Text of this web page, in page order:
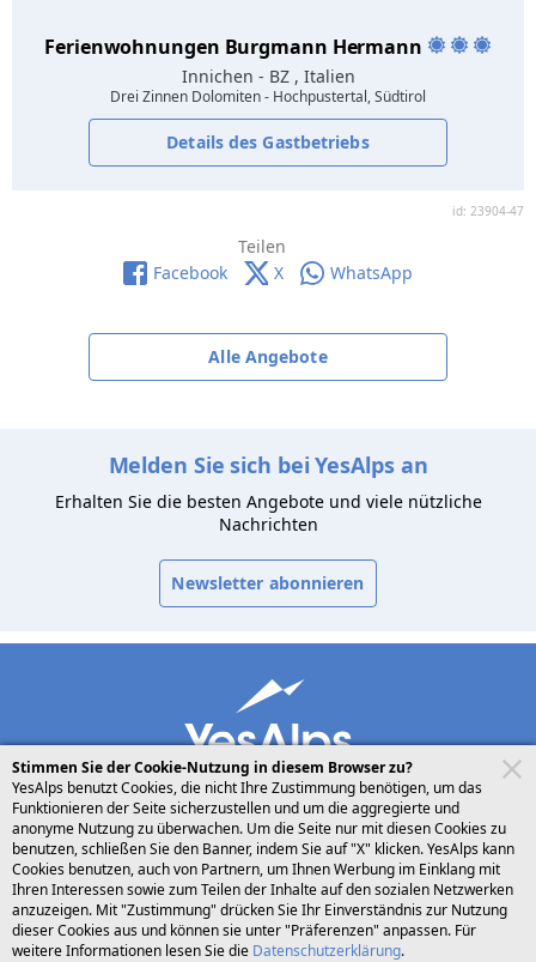
Ferienwohnungen Burgmann Hermann
Innichen - BZ , Italien
Drei Zinnen Dolomiten - Hochpustertal, Südtirol
Details des Gastbetriebs
id: 23904-47
Teilen
Facebook
X WhatsApp
Alle Angebote
Melden Sie sich bei YesAlps an
Erhalten Sie die besten Angebote und viele nützliche
Nachrichten
Newsletter abonnieren
desktop folgen Sie uns auf teilen
Deutsch
Stimmen Sie der Cookie-Nutzung in diesem Browser zu?
YesAlps benutzt Cookies, die nicht Ihre Zustimmung benötigen, um das
Funktionieren der Seite sicherzustellen und um die aggregierte und
anonyme Nutzung zu überwachen. Um die Seite nur mit diesen Cookies zu
benutzen, schließen Sie den Banner, indem Sie auf "X" klicken. YesAlps kann
Cookies benutzen, auch von Partnern, um Ihnen Werbung im Einklang mit
Ihren Interessen sowie zum Teilen der Inhalte auf den sozialen Netzwerken
anzuzeigen. Mit "Zustimmung" drücken Sie Ihr Einverständnis zur Nutzung
dieser Cookies aus und können sie unter "Präferenzen" anpassen. Für
weitere Informationen lesen Sie die Datenschutzerklärung.